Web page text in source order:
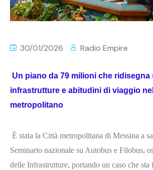
30/01/2026 Radio Empire
Un piano da 79 milioni che ridisegna
infrastrutture e abitudini di viaggio
metropolitano
È stata la Città metropolitana di Messina a
Seminario nazionale su Autobus e Filobus,
delle Infrastrutture, portando un caso che sta